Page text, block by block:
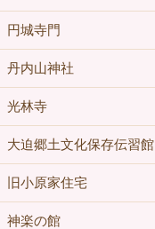
円城寺門
丹内山神社
光林寺
大迫郷土文化保存伝習館
旧小原家住宅
神楽の館